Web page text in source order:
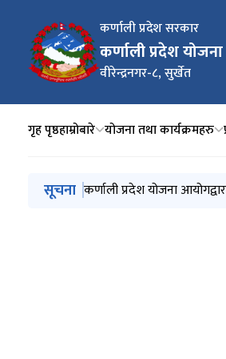
कर्णाली प्रदेश सरकार
कर्णाली प्रदेश
वीरेन्द्रनगर-८, सुर्खेत
गृह पृष्ठहाम्रोबारे योजना तथा कार्यक्रमहरु
मुख्य नेभिगेसनमा जानुहोस्
सूचना आयोजनाको प्रस्ताव तथा छनोट
कर्णाली प्रदेश योजना
कर्णाली प्रदेश आयोजना बैंक
कर्णाली प्रदेश योजना आयोगको
मध्यकालीन खर्च संरचना